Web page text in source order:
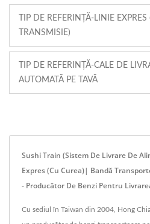
TIP DE REFERINȚĂ-LINIE
TRANSMISIE)
TIP DE REFERINȚĂ-CALE DE
AUTOMATĂ PE TAVĂ
Sushi Train (Sistem De Livrare De
Expres (cu Curea)| Bandă
- Producător De Benzi Pentru
Cu sediul în Taiwan din 2004, Hong